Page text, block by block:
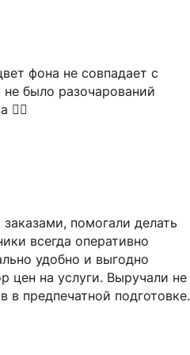
фона не совпадает с
было разочарований
помогали делать
всегда оперативно
удобно и выгодно
цен на услуги. Выручали не
предпечатной подготовке.